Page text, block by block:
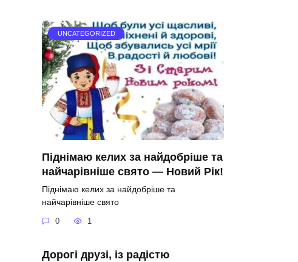
UNCATEGORIZED
Піднімаю келих за найдобріше та
найчарівніше свято — Новий Рік!
Піднімаю келих за найдобріше та
найчарівніше свято
0 1
Дорогі друзі, із радістю